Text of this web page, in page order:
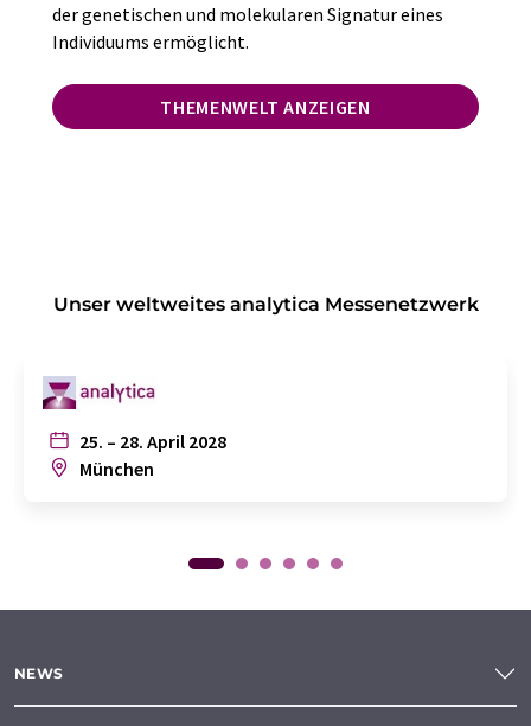
der genetischen und molekularen Signatur eines
Individuums ermöglicht.
THEMENWELT ANZEIGEN
Unser weltweites analytica Messenetzwerk
25. – 28. April 2028
München
NEWS